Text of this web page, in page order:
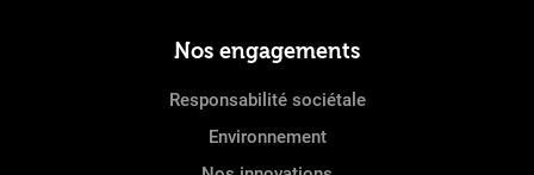
Nos engagements
Responsabilité sociétale
Environnement